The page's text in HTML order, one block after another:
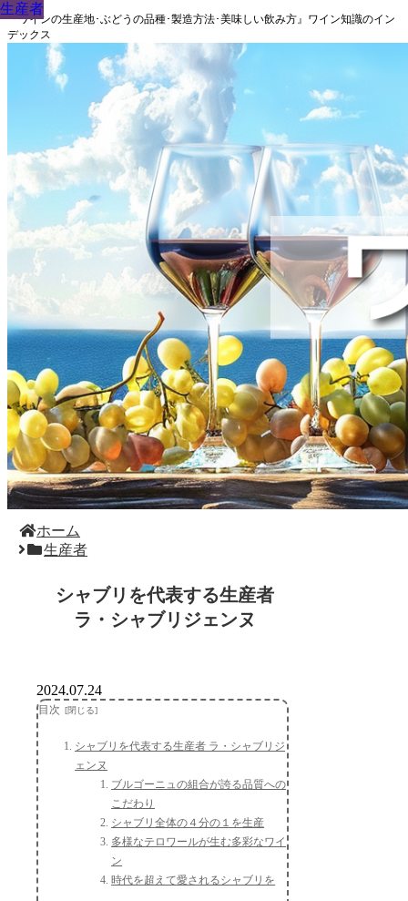
『ワインの生産地･ぶどうの品種･製造方法･美味しい飲み方』ワイン知識のイン
デックス
ホーム
生産者
シャブリを代表する生産者
ラ・シャブリジェンヌ
生産者
2024.07.24
目次
シャブリを代表する生産者 ラ・シャブリジ
ェンヌ
ブルゴーニュの組合が誇る品質への
こだわり
シャブリ全体の４分の１を生産
多様なテロワールが生む多彩なワイ
ン
時代を超えて愛されるシャブリを
生産者
生産者
生産者
生産者
生産者
生産者
生産者
生産者